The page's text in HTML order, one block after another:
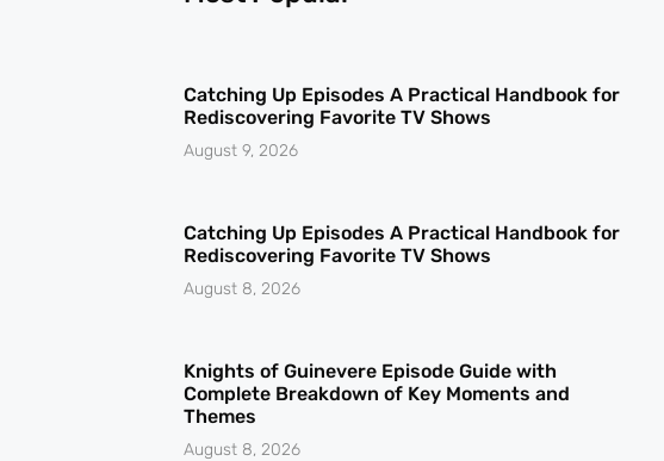
Catching Up Episodes A Practical Handbook for
Rediscovering Favorite TV Shows
August 9, 2026
Catching Up Episodes A Practical Handbook for
Rediscovering Favorite TV Shows
August 8, 2026
Knights of Guinevere Episode Guide with
Complete Breakdown of Key Moments and
Themes
August 8, 2026